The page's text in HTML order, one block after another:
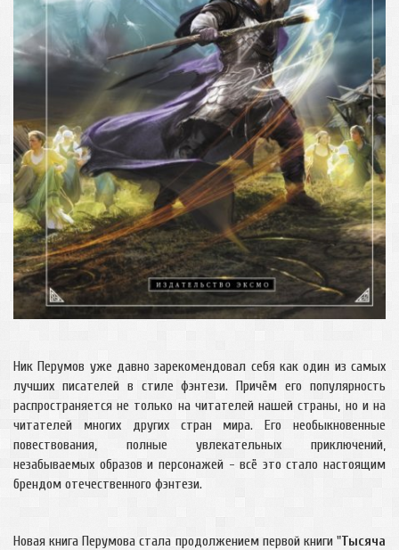
Ник Перумов уже давно зарекомендовал себя как один из самых
лучших писателей в стиле фэнтези. Причём его популярность
распространяется не только на читателей нашей страны, но и на
читателей многих других стран мира. Его необыкновенные
повествования, полные увлекательных приключений,
незабываемых образов и персонажей - всё это стало настоящим
брендом отечественного фэнтези.
Новая книга Перумова стала продолжением первой книги "Тысяча